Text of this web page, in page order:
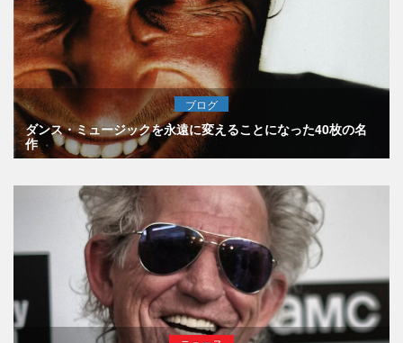
ブログ
ダンス・ミュージックを永遠に変えることになった40枚の名
作